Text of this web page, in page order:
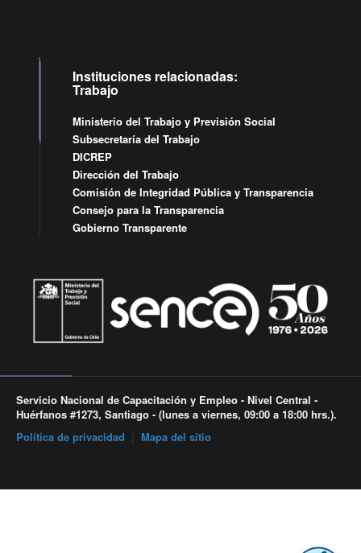
Instituciones relacionadas:
Trabajo
Ministerio del Trabajo y Previsión Social
Subsecretaría del Trabajo
DICREP
Dirección del Trabajo
Comisión de Integridad Pública y Transparencia
Consejo para la Transparencia
Gobierno Transparente
Servicio Nacional de Capacitación y Empleo - Nivel Central -
Huérfanos #1273, Santiago - (lunes a viernes, 09:00 a 18:00 hrs.).
Política de privacidad
Mapa del sitio